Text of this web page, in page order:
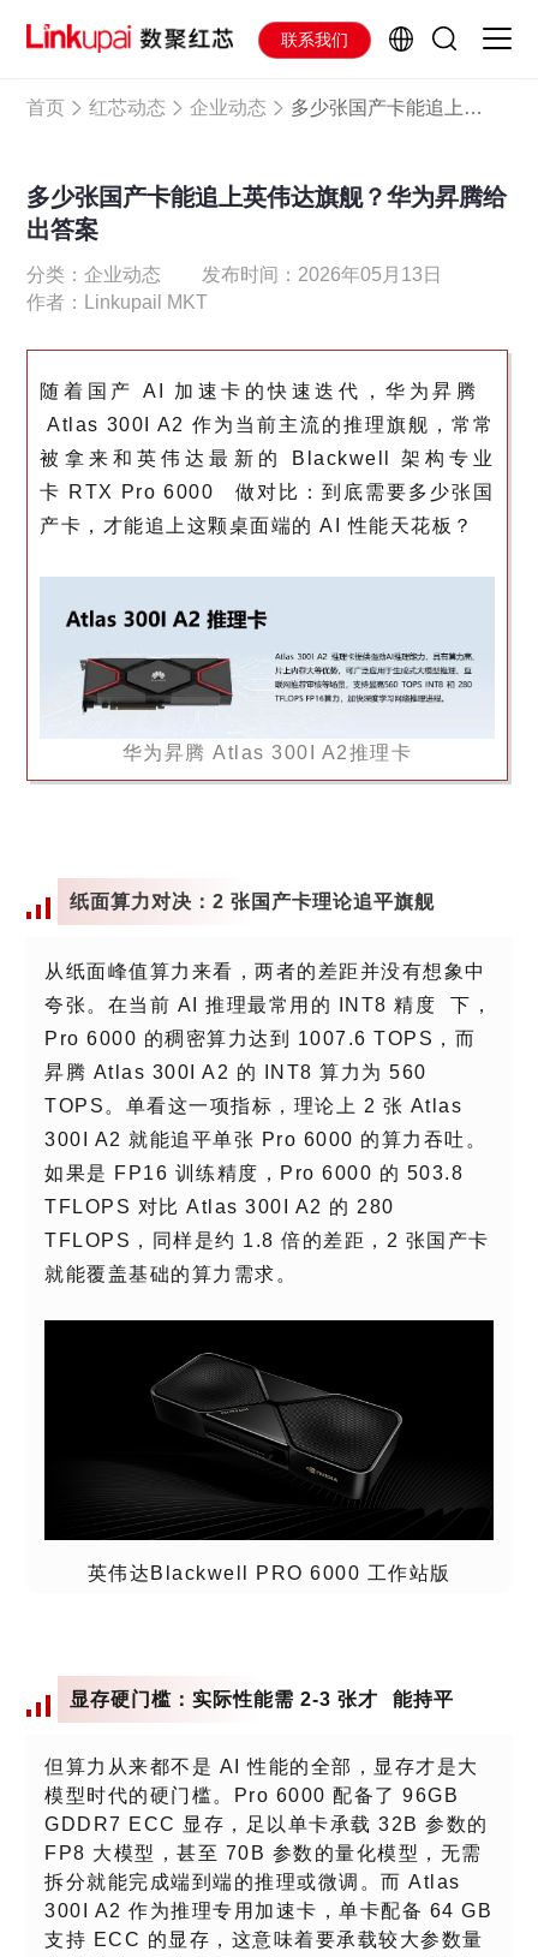
联系我们
首页 红芯动态 企业动态 多少张国产卡能追上英伟达旗舰？华为昇腾给出答案
多少张国产卡能追上英伟达旗舰？华为昇腾给
出答案
分类：企业动态
发布时间：2026年05月13日
作者：Linkupail MKT
随着国产 AI 加速卡的快速迭代，华为昇腾
Atlas 300I A2 作为当前主流的推理旗舰，常常
被拿来和英伟达最新的 Blackwell 架构专业
卡 RTX Pro 6000
做对比：到底需要多少张国
产卡，才能追上这颗桌面端的 AI 性能天花板？
华为昇腾 Atlas 300I A2推理卡
纸面算力对决：2 张国产卡理论追平旗舰
从纸面峰值算力来看，两者的差距并没有想象中
夸张。在当前 AI 推理最常用的
INT8 精度
下，
Pro 6000 的稠密算力达到 1007.6 TOPS，而
昇腾 Atlas 300I A2 的 INT8 算力为 560
TOPS。单看这一项指标，理论上 2 张 Atlas
300I A2 就能追平单张 Pro 6000 的算力吞吐。
如果是 FP16 训练精度，Pro 6000 的 503.8
TFLOPS 对比 Atlas 300I A2 的 280
TFLOPS，同样是约 1.8 倍的差距，2 张国产卡
就能覆盖基础的算力需求。
英伟达Blackwell PRO 6000 工作站版
显存硬门槛：实际性能需 2-3张才 能持平
但算力从来都不是 AI 性能的全部，显存才是大
模型时代的硬门槛。Pro 6000 配备了 96GB
GDDR7 ECC 显存，足以单卡承载 32B 参数的
FP8 大模型，甚至 70B 参数的量化模型，无需
拆分就能完成端到端的推理或微调。而 Atlas
300I A2 作为推理专用加速卡，单卡配备 64 GB
支持 ECC 的显存，这意味着要承载较大参数量